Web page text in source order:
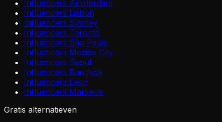
Influencers Amsterdam
Influencers Lisbon
Influencers Sydney
Influencers Toronto
Influencers São Paulo
Influencers Mexico City
Influencers Seoul
Influencers Bangkok
Influencers Lyon
Influencers Marseille
Gratis alternatieven